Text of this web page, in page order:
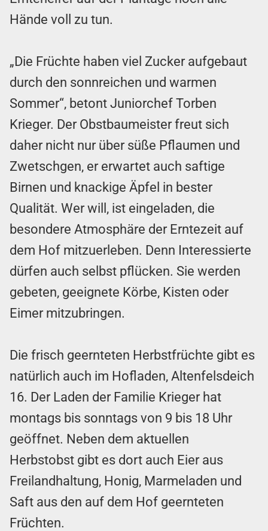
Hände voll zu tun.
„Die Früchte haben viel Zucker aufgebaut
durch den sonnreichen und warmen
Sommer“, betont Juniorchef Torben
Krieger. Der Obstbaumeister freut sich
daher nicht nur über süße Pflaumen und
Zwetschgen, er erwartet auch saftige
Birnen und knackige Äpfel in bester
Qualität. Wer will, ist eingeladen, die
besondere Atmosphäre der Erntezeit auf
dem Hof mitzuerleben. Denn Interessierte
dürfen auch selbst pflücken. Sie werden
gebeten, geeignete Körbe, Kisten oder
Eimer mitzubringen.
Die frisch geernteten Herbstfrüchte gibt es
natürlich auch im Hofladen, Altenfelsdeich
16. Der Laden der Familie Krieger hat
montags bis sonntags von 9 bis 18 Uhr
geöffnet. Neben dem aktuellen
Herbstobst gibt es dort auch Eier aus
Freilandhaltung, Honig, Marmeladen und
Saft aus den auf dem Hof geernteten
Früchten.